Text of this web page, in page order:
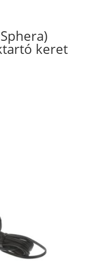
keret